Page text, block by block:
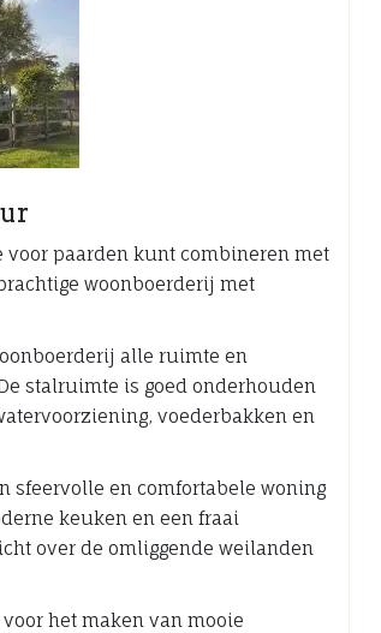
voor paarden kunt combineren met
woonboerderij met
alle ruimte en
stalruimte is goed onderhouden
voederbakken en
sfeervolle en comfortabele woning
keuken en een fraai
over de omliggende weilanden
het maken van mooie